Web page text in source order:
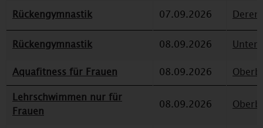
Rückengymnastik 07.09.2026
Rückengymnastik 08.09.2026
Aquafitness für Frauen
08.09.2026
Lehrschwimmen nur für
Frauen
08.09.2026